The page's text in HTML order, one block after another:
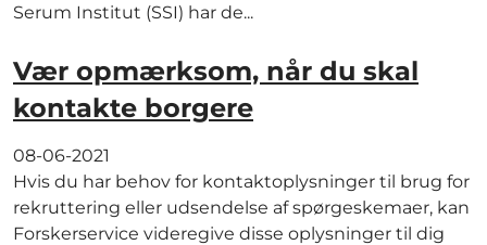
Serum Institut (SSI) har de...
Vær opmærksom, når du skal
kontakte borgere
08-06-2021
Hvis du har behov for kontaktoplysninger til brug for
rekruttering eller udsendelse af spørgeskemaer, kan
Forskerservice videregive disse oplysninger til dig